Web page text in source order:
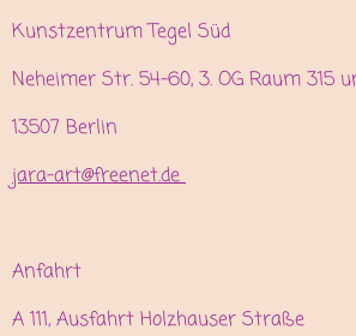
Kunstzentrum Tegel Süd
Neheimer Str. 54-60, 3. OG Raum 315
13507 Berlin
jara-art@freenet.de
Anfahrt
A 111, Ausfahrt Holzhauser Straße